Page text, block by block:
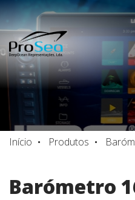
Início Produtos
Barómetro